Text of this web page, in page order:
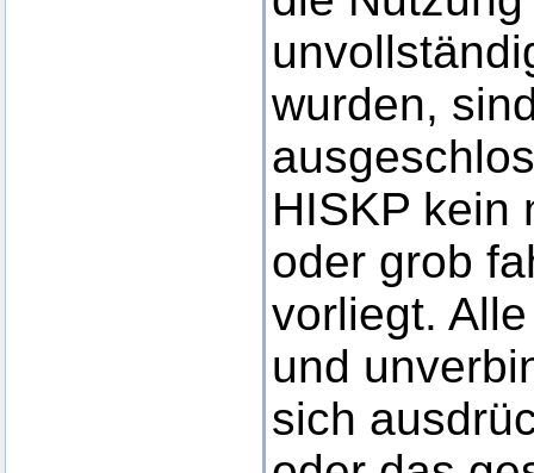
wurden,
HISKP kein
oder grob
vorliegt.
und
sich